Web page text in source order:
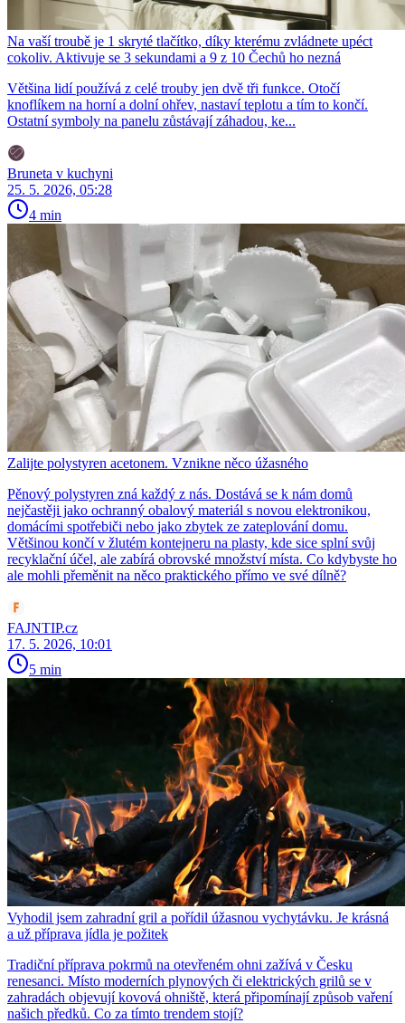
Na vaší troubě je 1 skryté tlačítko, díky kterému zvládnete upéct
cokoliv. Aktivuje se 3 sekundami a 9 z 10 Čechů ho nezná
Většina lidí používá z celé trouby jen dvě tři funkce. Otočí
knoflíkem na horní a dolní ohřev, nastaví teplotu a tím to končí.
Ostatní symboly na panelu zůstávají záhadou, ke...
Bruneta v kuchyni
25. 5. 2026, 05:28
4 min
Zalijte polystyren acetonem. Vznikne něco úžasného
Pěnový polystyren zná každý z nás. Dostává se k nám domů
nejčastěji jako ochranný obalový materiál s novou elektronikou,
domácími spotřebiči nebo jako zbytek ze zateplování domu.
Většinou končí v žlutém kontejneru na plasty, kde sice splní svůj
recyklační účel, ale zabírá obrovské množství místa. Co kdybyste ho
ale mohli přeměnit na něco praktického přímo ve své dílně?
FAJNTIP.cz
17. 5. 2026, 10:01
5 min
Vyhodil jsem zahradní gril a pořídil úžasnou vychytávku. Je krásná
a už příprava jídla je požitek
Tradiční příprava pokrmů na otevřeném ohni zažívá v Česku
renesanci. Místo moderních plynových či elektrických grilů se v
zahradách objevují kovová ohniště, která připomínají způsob vaření
našich předků. Co za tímto trendem stojí?